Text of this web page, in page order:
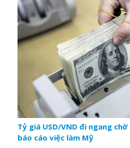
Tỷ giá USD/VND đi ngang
báo cáo việc làm Mỹ